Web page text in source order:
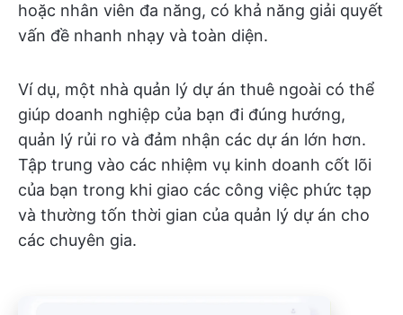
hoặc nhân viên đa năng, có khả năng giải quyết
vấn đề nhanh nhạy và toàn diện.
Ví dụ, một nhà quản lý dự án thuê ngoài có thể
giúp doanh nghiệp của bạn đi đúng hướng,
quản lý rủi ro và đảm nhận các dự án lớn hơn.
Tập trung vào các nhiệm vụ kinh doanh cốt lõi
của bạn trong khi giao các công việc phức tạp
và thường tốn thời gian của quản lý dự án cho
các chuyên gia.